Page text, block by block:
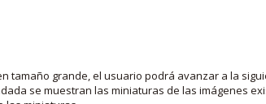
tamaño grande, el usuario podrá avanzar a la
se muestran las miniaturas de las imágenes